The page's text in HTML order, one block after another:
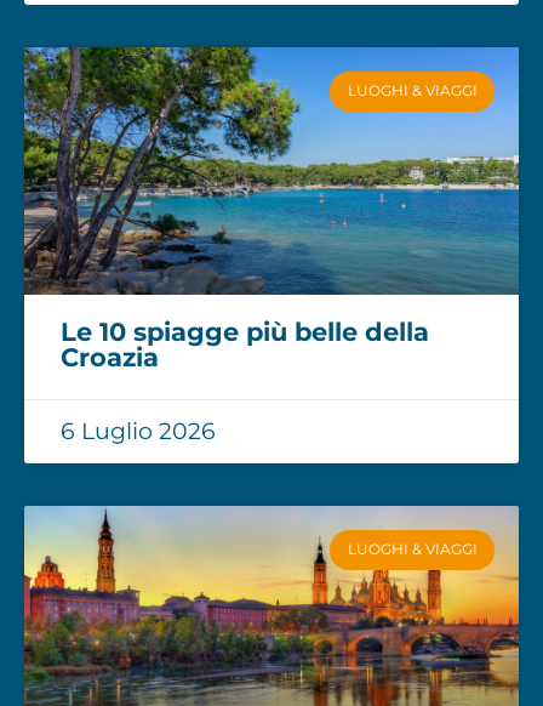
LUOGHI & VIAGGI
Le 10 spiagge più belle della
Croazia
6 Luglio 2026
LUOGHI & VIAGGI